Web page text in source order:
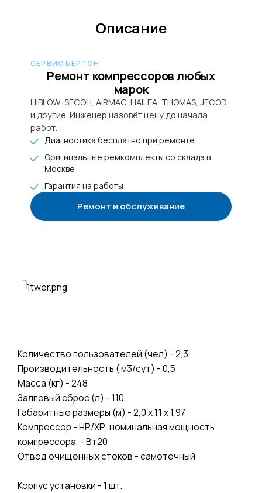
Описание
СЕРВИС БЕРТОН
Ремонт компрессоров любых
марок
HIBLOW, SECOH, AIRMAC, HAILEA, THOMAS, JECOD
и другие. Инженер назовёт цену до начала
работ.
Диагностика бесплатно при ремонте
Оригинальные ремкомплекты со склада в
Москве
Гарантия на работы
Ремонт и обслуживание
Количество пользователей (чел) - 2,3
Производительность ( м3/сут) - 0,5
Масса (кг) - 248
Залповый сброс (л) - 110
Габаритные размеры (м) - 2,0 х 1,1 х 1,97
Компрессор - НР/ХР, номинальная мощность
компрессора, - Вт20
Отвод очищенных стоков - самотечный
Корпус установки - 1 шт.